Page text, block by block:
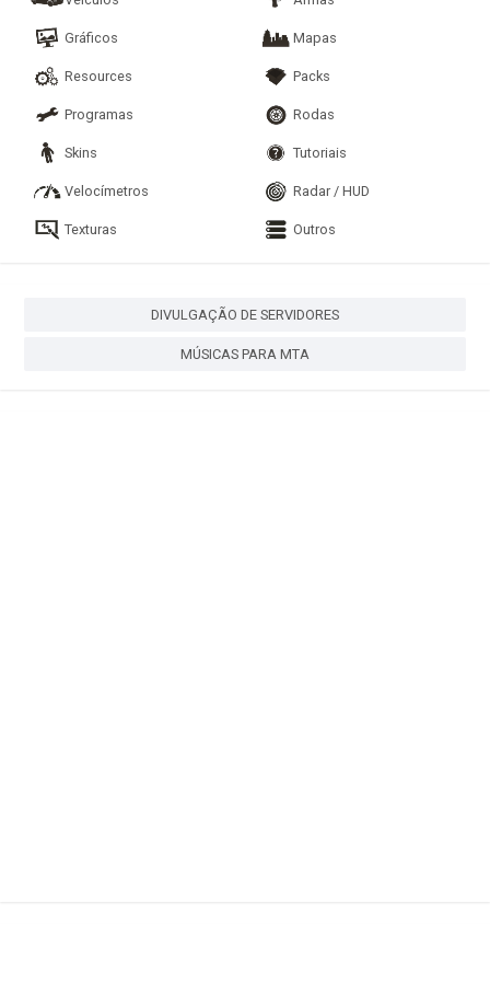
Gráficos Mapas
Resources Packs
Programas Rodas
Skins Tutoriais
Velocímetros Radar / HUD
Texturas Outros
DIVULGAÇÃO DE SERVIDORES
MÚSICAS PARA MTA